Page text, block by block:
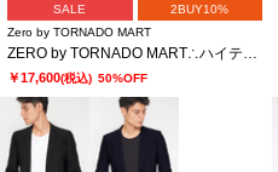
SALE
2BUY10%
Zero by TORNADO MART
￥17,600(税込) 50%OFF